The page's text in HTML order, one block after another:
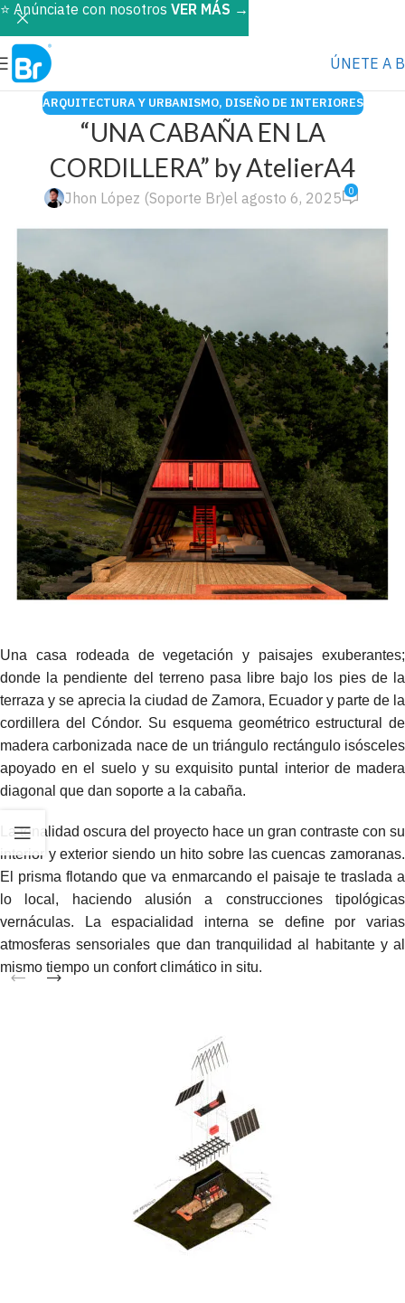
ÚNETE A
ARQUITECTURA Y URBANISMO, DISEÑO DE INTERIORES
“UNA CABAÑA EN LA
CORDILLERA” by AtelierA4
Jhon López (Soporte Br)el agosto 6, 2025 0
Una casa rodeada de vegetación y paisajes exuberantes;
donde la pendiente del terreno pasa libre bajo los pies de la
terraza y se aprecia la ciudad de Zamora, Ecuador y parte de la
cordillera del Cóndor. Su esquema geométrico estructural de
madera carbonizada nace de un triángulo rectángulo isósceles
apoyado en el suelo y su exquisito puntal interior de madera
diagonal que dan soporte a la cabaña.
La tonalidad oscura del proyecto hace un gran contraste con su
interior y exterior siendo un hito sobre las cuencas zamoranas.
El prisma flotando que va enmarcando el paisaje te traslada a
lo local, haciendo alusión a construcciones tipológicas
vernáculas. La espacialidad interna se define por varias
atmosferas sensoriales que dan tranquilidad al habitante y al
mismo tiempo un confort climático in situ.
⭐️ Anúnciate con nosotros VER MÁS →